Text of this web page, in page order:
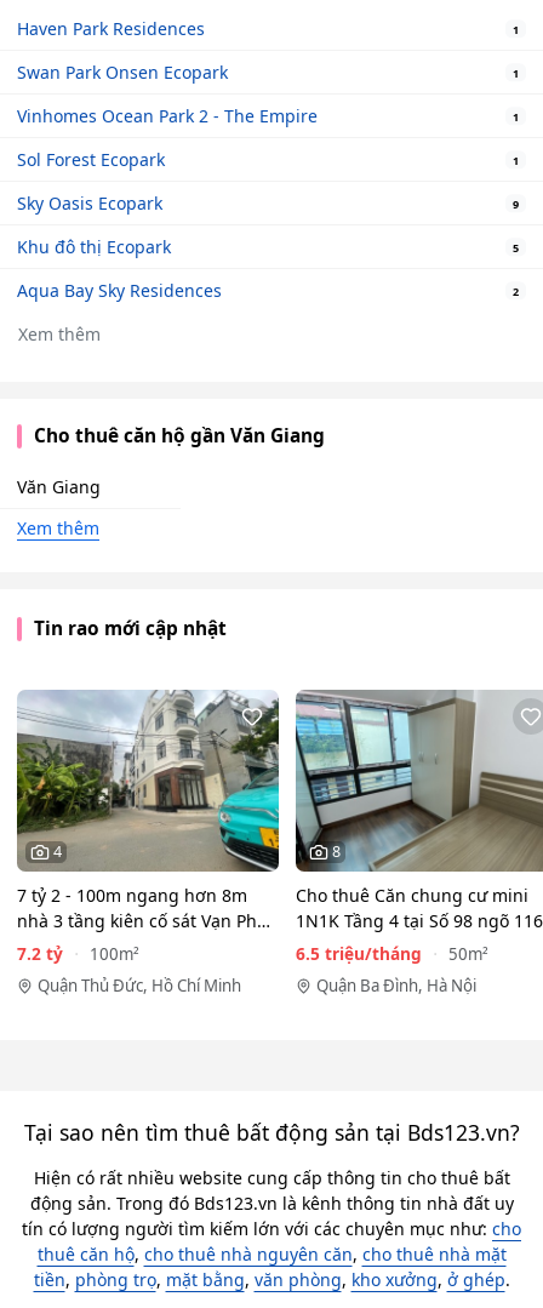
Haven Park Residences 1
Swan Park Onsen Ecopark 1
Vinhomes Ocean Park 2 - The Empire 1
Sol Forest Ecopark 1
Sky Oasis Ecopark 9
Khu đô thị Ecopark 5
Aqua Bay Sky Residences 2
Xem thêm
Cho thuê căn hộ gần Văn Giang
Văn Giang
Xem thêm
Tin rao mới cập nhật
4
7 tỷ 2 - 100m ngang hơn 8m
nhà 3 tầng kiên cố sát Vạn Phúc
City - HẺM XE HƠI…
7.2 tỷ
100m²
Quận Thủ Đức, Hồ Chí Minh
8
Cho thuê Căn chung cư mini
1N1K Tầng 4 tại Số 98 ngõ 116
Phan Kế Bính, Ba Đình.…
6.5 triệu/tháng
50m²
Quận Ba Đình, Hà Nội
Tại sao nên tìm thuê bất động sản tại Bds123.vn?
Hiện có rất nhiều website cung cấp thông tin cho thuê bất
động sản. Trong đó Bds123.vn là kênh thông tin nhà đất uy
tín có lượng người tìm kiếm lớn với các chuyên mục như: cho
thuê căn hộ, cho thuê nhà nguyên căn, cho thuê nhà mặt
tiền, phòng trọ, mặt bằng, văn phòng, kho xưởng, ở ghép.